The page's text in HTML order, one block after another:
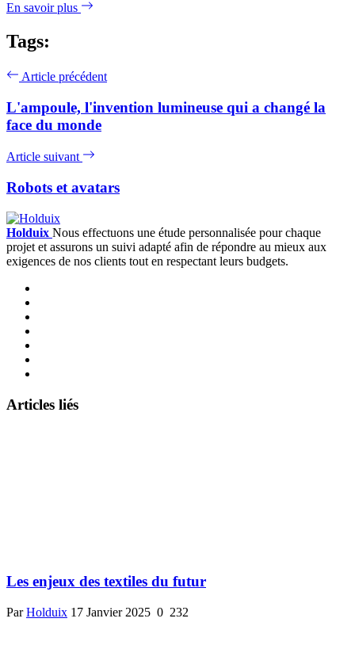
En savoir plus
Tags:
Article précédent
L'ampoule, l'invention lumineuse qui a changé la
face du monde
Article suivant
Robots et avatars
Holduix Nous effectuons une étude personnalisée pour chaque
projet et assurons un suivi adapté afin de répondre au mieux aux
exigences de nos clients tout en respectant leurs budgets.
Articles liés
Les enjeux des textiles du futur
ParHolduix 17 Janvier 2025 0 232